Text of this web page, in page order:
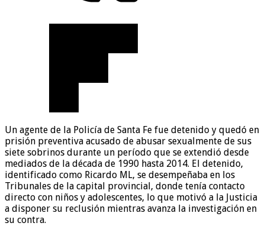
Un agente de la Policía de Santa Fe fue detenido y quedó en
prisión preventiva acusado de abusar sexualmente de sus
siete sobrinos durante un período que se extendió desde
mediados de la década de 1990 hasta 2014. El detenido,
identificado como Ricardo ML, se desempeñaba en los
Tribunales de la capital provincial, donde tenía contacto
directo con niños y adolescentes, lo que motivó a la Justicia
a disponer su reclusión mientras avanza la investigación en
su contra.